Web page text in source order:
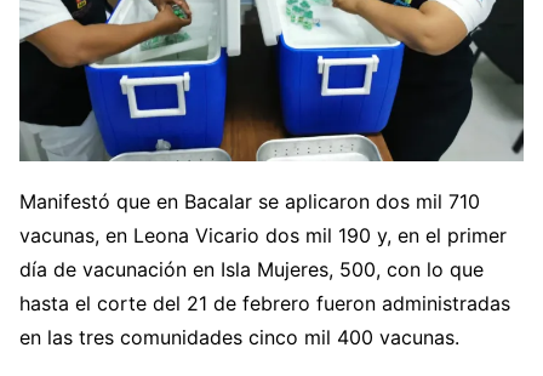
Manifestó que en Bacalar se aplicaron dos mil 710
vacunas, en Leona Vicario dos mil 190 y, en el primer
día de vacunación en Isla Mujeres, 500, con lo que
hasta el corte del 21 de febrero fueron administradas
en las tres comunidades cinco mil 400 vacunas.